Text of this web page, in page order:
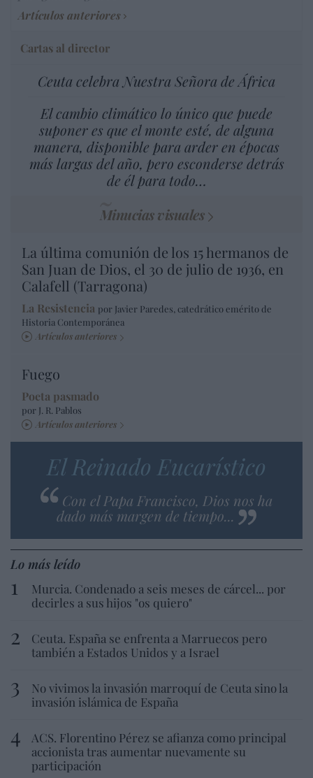
Artículos anteriores
Cartas al director
Ceuta celebra Nuestra Señora de África
El cambio climático lo único que puede
suponer es que el monte esté, de alguna
manera, disponible para arder en épocas
más largas del año, pero esconderse detrás
de él para todo…
Minucias visuales
La última comunión de los 15 hermanos de
San Juan de Dios, el 30 de julio de 1936, en
Calafell (Tarragona)
La Resistencia por Javier Paredes, catedrático emérito de
Historia Contemporánea
Artículos anteriores
Fuego
Poeta pasmado
por J. R. Pablos
Artículos anteriores
El Reinado Eucarístico
Con el Papa Francisco, Dios nos ha
dado más margen de tiempo...
Lo más leído
Murcia. Condenado a seis meses de cárcel... por
decirles a sus hijos "os quiero"
Ceuta. España se enfrenta a Marruecos pero
también a Estados Unidos y a Israel
No vivimos la invasión marroquí de Ceuta sino la
invasión islámica de España
ACS. Florentino Pérez se afianza como principal
accionista tras aumentar nuevamente su
participación